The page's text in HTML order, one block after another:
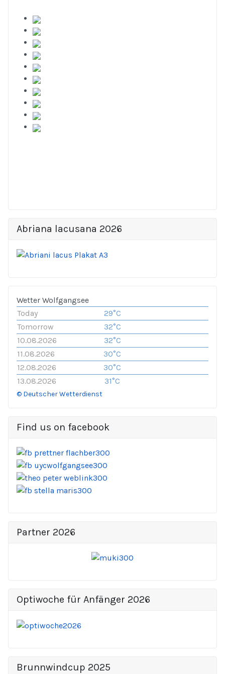
Abriana lacusana 2026
Wetter Wolfgangsee
Today
29°C
Tomorrow
32°C
10.08.2026
32°C
11.08.2026
30°C
12.08.2026
30°C
13.08.2026
31°C
© Deutscher Wetterdienst
Find us on facebook
Partner 2026
Optiwoche für Anfänger 2026
Brunnwindcup 2025